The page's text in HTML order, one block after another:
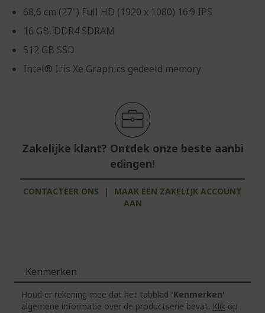
68,6 cm (27") Full HD (1920 x 1080) 16:9 IPS
16 GB, DDR4 SDRAM
512 GB SSD
Intel® Iris Xe Graphics gedeeld memory
Zakelijke klant? Ontdek onze beste aanbi
edingen!
CONTACTEER ONS |
MAAK EEN ZAKELIJK ACCOUNT
AAN
Kenmerken
Houd er rekening mee dat het tabblad 'Kenmerken'
algemene informatie over de productserie bevat. Klik op